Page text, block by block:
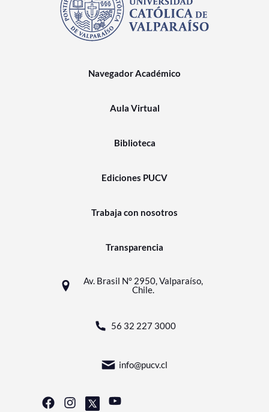
Navegador Académico
Aula Virtual
Biblioteca
Ediciones PUCV
Trabaja con nosotros
Transparencia
Av. Brasil N° 2950, Valparaíso,
Chile.
56 32 227 3000
info@pucv.cl